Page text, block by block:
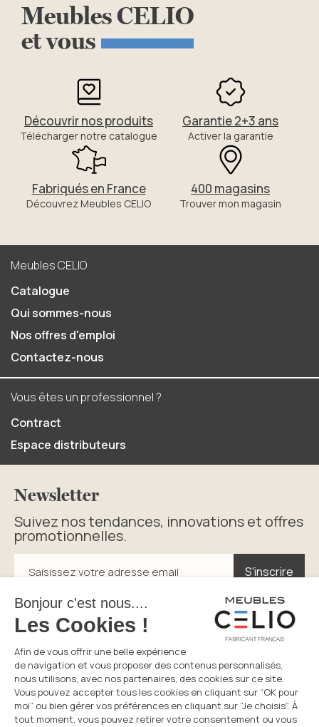
MeublesCELIO
etvous
Découvrir nos produits
Télécharger notre catalogue
Garantie 2+3 ans
Activer la garantie
Fabriqués en France
Découvrez Meubles CELIO
400 magasins
Trouver mon magasin
Meubles CELIO
Catalogue
Qui sommes-nous
Nos offres d'emploi
Contactez-nous
Vous êtes un professionnel ?
Contract
Espace distributeurs
Newsletter
Suivez nos tendances, innovations et offres
promotionnelles.
Saisissez votre adresse email S'inscrire
S'inscrire
En cliquant sur s’inscrire vous acceptez la politique de
confidentialité.